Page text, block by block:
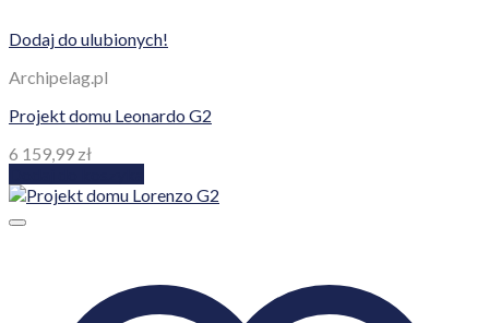
Dodaj do ulubionych!
Archipelag.pl
Projekt domu Leonardo G2
6 159,99 zł